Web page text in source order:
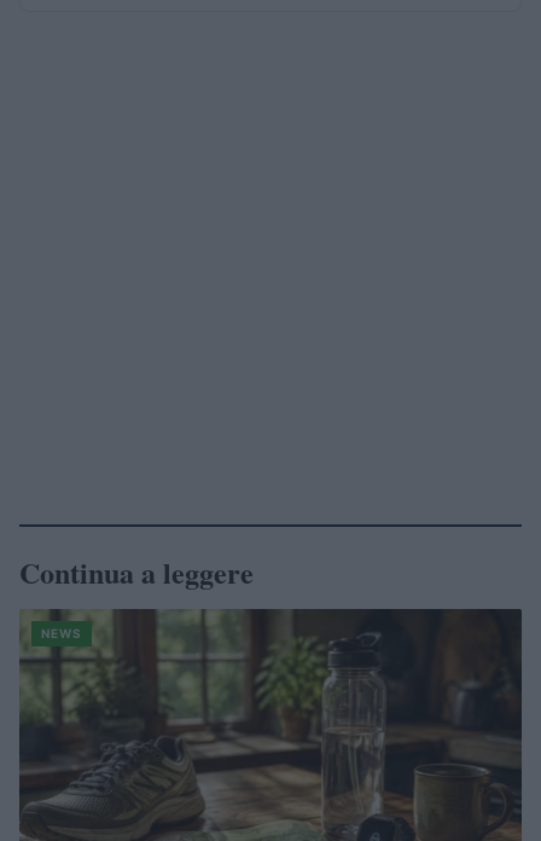
Continua a leggere
NEWS